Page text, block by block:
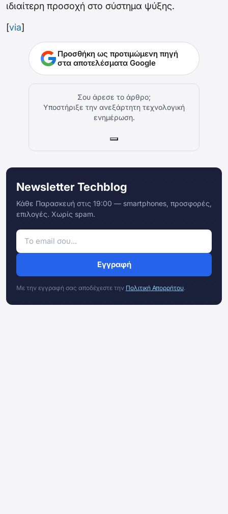
ιδιαίτερη προσοχή στο σύστημα ψύξης.
[via]
Προσθήκη ως προτιμώμενη πηγή
στα αποτελέσματα Google
Σου άρεσε το άρθρο;
Υποστήριξε την ανεξάρτητη τεχνολογική
ενημέρωση.
Newsletter Techblog
Κάθε Παρασκευή στις 19:00 — smartphones, προσφορές,
επιλογές. Χωρίς spam.
Εγγραφή
Με την εγγραφή σας αποδέχεστε την Πολιτική Απορρήτου.